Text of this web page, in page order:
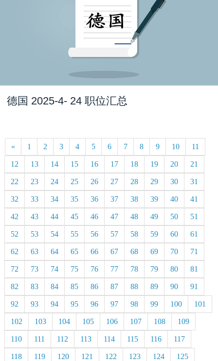
德国 2025-4- 24 职位汇总
« 1 2 3 4 5 6 7 8 9 10 11
12 13 14 15 16 17 18 19 20 21
22 23 24 25 26 27 28 29 30 31
32 33 34 35 36 37 38 39 40 41
42 43 44 45 46 47 48 49 50 51
52 53 54 55 56 57 58 59 60 61
62 63 64 65 66 67 68 69 70 71
72 73 74 75 76 77 78 79 80 81
82 83 84 85 86 87 88 89 90 91
92 93 94 95 96 97 98 99 100 101
102 103 104 105 106 107 108 109
110 111 112 113 114 115 116 117
118 119 120 121 122 123 124 125